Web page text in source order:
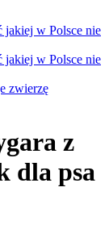
zwierzę
z
dla psa